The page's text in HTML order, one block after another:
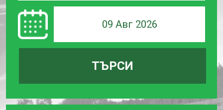
09 Авг 2026
ТЪРСИ